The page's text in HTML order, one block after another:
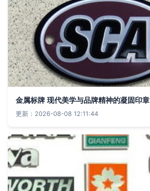
金属标牌 现代美学与品牌精神的凝固印章
更新：2026-08-08 12:11:44